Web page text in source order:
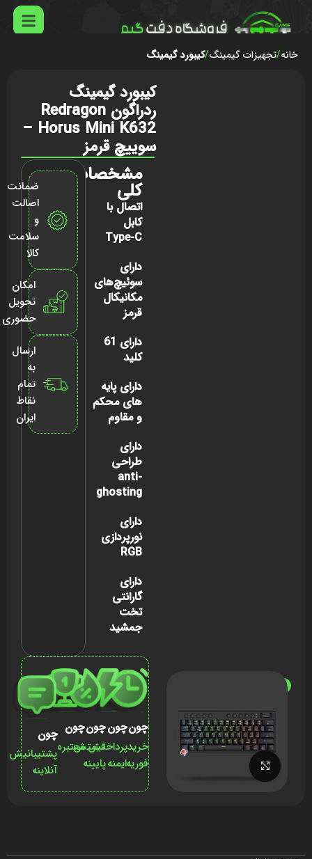
خانه تجهیزات گیمینگ کیبورد گیمینگ
ناموجود
برای بزرگنمایی کلیک کنید
کیبورد گیمینگ
ردراگون Redragon
Horus Mini K632 –
سوییچ قرمز
مشخصات
کلی
اتصال با
کابل
Type-C
دارای
سوئیچ‌های
مکانیکال
قرمز
دارای 61
کلید
دارای پایه
های محکم
و مقاوم
دارای
طراحی
anti-
ghosting
دارای
نورپردازی
RGB
دارای
گارانتی
تخت
جمشید
ضمانت
اصالت
و
سلامت
کالا
امکان
تحویل
حضوری
ارسال
به
تمام
نقاط
ایران
چون
خرید
فوریه
چون
پرداختش
ایمنه
چون
قیمتش
پایینه
چون
معتبره
چون
پشتیبانیش
آنلاینه